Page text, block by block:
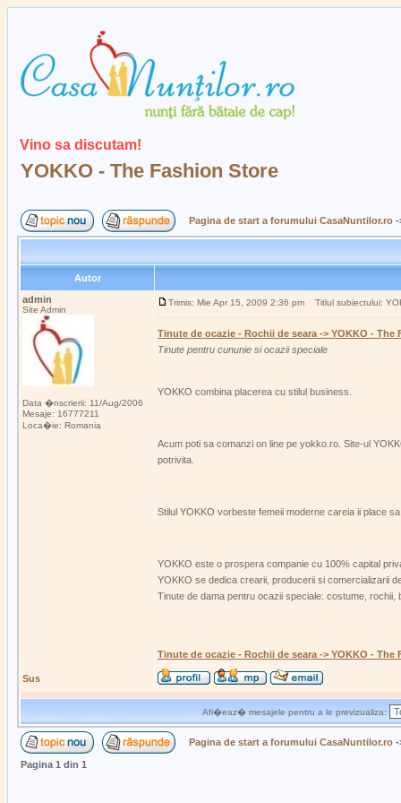
Vino sa discutam!
YOKKO - The Fashion Store
Pagina de start a forumului CasaNuntilor.ro
Autor
admin
Site Admin
Data �nscrierii: 11/Aug/2006
Mesaje: 16777211
Loca�ie: Romania
Trimis: Mie Apr 15, 2009 2:36 pm Titlul subiectului:
Tinute de ocazie - Rochii de seara -> YOKKO - The
Tinute pentru cununie si ocazii speciale
YOKKO combina placerea cu stilul business.
Acum poti sa comanzi on line pe yokko.ro. Site-ul
potrivita.
Stilul YOKKO vorbeste femeii moderne careia ii place
YOKKO este o prospera companie cu 100% capital
YOKKO se dedica crearii, producerii si comercializarii
Tinute de dama pentru ocazii speciale: costume,
Tinute de ocazie - Rochii de seara -> YOKKO - The
Sus
Afi�eaz� mesajele pentru a le previzualiza:
Pagina de start a forumului CasaNuntilor.ro
Pagina 1 din 1